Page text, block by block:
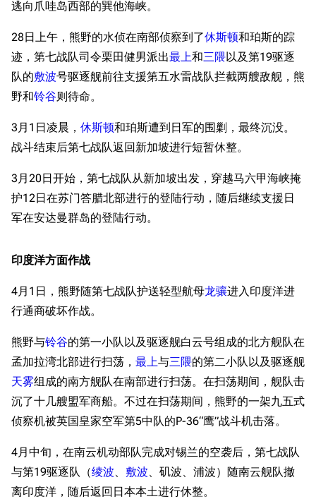
逃向爪哇岛西部的巽他海峡。
28日上午，熊野的水侦在南部侦察到了休斯顿和珀斯的踪
迹，第七战队司令栗田健男派出最上和三隈以及第19驱逐
队的敷波号驱逐舰前往支援第五水雷战队拦截两艘敌舰，熊
野和铃谷则待命。
3月1日凌晨， 休斯顿和珀斯遭到日军的围剿，最终沉没。
战斗结束后第七战队返回新加坡进行短暂休整。
3月20日开始，第七战队从新加坡出发，穿越马六甲海峡掩
护12日在苏门答腊北部进行的登陆行动，随后继续支援日
军在安达曼群岛的登陆行动。
印度洋方面作战
4月1日，熊野随第七战队护送轻型航母龙骧进入印度洋进
行通商破坏作战。
熊野与铃谷的第一小队以及驱逐舰白云号组成的北方舰队在
孟加拉湾北部进行扫荡， 最上与三隈的第二小队以及驱逐舰
天雾组成的南方舰队在南部进行扫荡。在扫荡期间，舰队击
沉了十几艘盟军商船。不过在扫荡期间，熊野的一架九五式
侦察机被英国皇家空军第5中队的P-36“鹰”战斗机击落。
4月中旬，在南云机动部队完成对锡兰的空袭后，第七战队
与第19驱逐队（绫波、 敷波、矶波、浦波）随南云舰队撤
离印度洋，随后返回日本本土进行休整。